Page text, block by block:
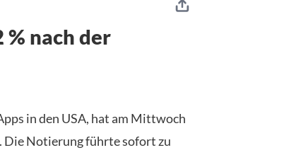
nach der
in den USA, hat am Mittwoch
Notierung führte sofort zu